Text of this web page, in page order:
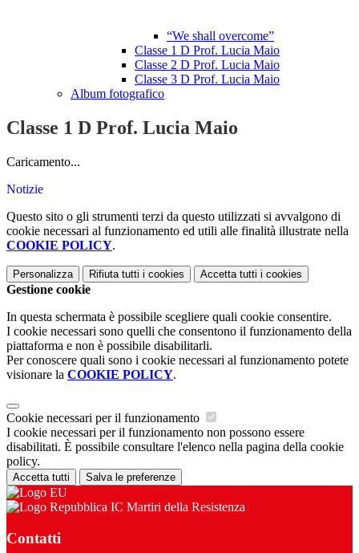
“We shall overcome”
Classe 1 D Prof. Lucia Maio
Classe 2 D Prof. Lucia Maio
Classe 3 D Prof. Lucia Maio
Album fotografico
Classe 1 D Prof. Lucia Maio
Caricamento...
Notizie
Questo sito o gli strumenti terzi da questo utilizzati si avvalgono di
cookie necessari al funzionamento ed utili alle finalità illustrate nella
COOKIE POLICY.
Personalizza Rifiuta tutti i cookies Accetta tutti i cookies
Gestione cookie
In questa schermata è possibile scegliere quali cookie consentire.
I cookie necessari sono quelli che consentono il funzionamento della
piattaforma e non è possibile disabilitarli.
Per conoscere quali sono i cookie necessari al funzionamento potete
visionare la COOKIE POLICY.
Cookie necessari per il funzionamento
I cookie necessari per il funzionamento non possono essere
disabilitati. È possibile consultare l'elenco nella pagina della cookie
policy.
Accetta tutti Salva le preferenze
IC Martiri della Resistenza
Contatti